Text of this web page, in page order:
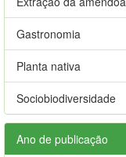
Gastronomia
Planta nativa
Sociobiodiversidade
Ano de publicação